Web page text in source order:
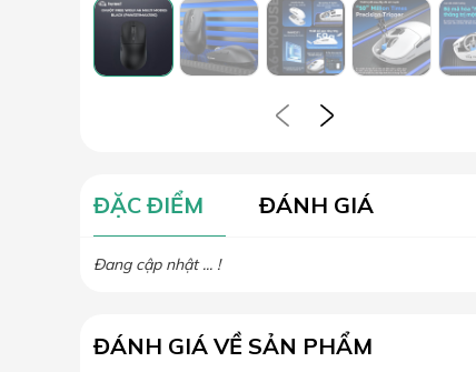
ĐẶC ĐIỂM ĐÁNH GIÁ
Đang cập nhật ... !
ĐÁNH GIÁ VỀ SẢN PHẨM